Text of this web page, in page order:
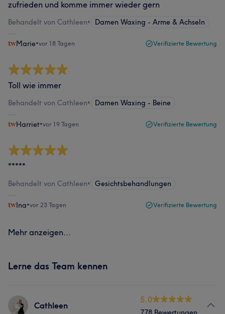
zufrieden und komme immer wieder gern
Behandelt von Cathleen• Damen Waxing - Arme & Achseln
Marie•vor 18 Tagen Verifizierte Bewertung
Toll wie immer
Behandelt von Cathleen• Damen Waxing - Beine
Harriet•vor 19 Tagen Verifizierte Bewertung
*****
Behandelt von Cathleen• Gesichtsbehandlungen
Ina•vor 23 Tagen Verifizierte Bewertung
Mehr anzeigen...
Lerne das Team kennen
Cathleen
5.0